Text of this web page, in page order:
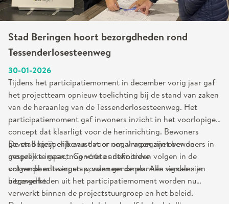
Stad Beringen hoort bezorgdheden rond
Tessenderlosesteenweg
30-01-2026
Tijdens het participatiemoment in december vorig jaar gaf
het projectteam opnieuw toelichting bij de stand van zaken
van de heraanleg van de Tessenderlosesteenweg. Het
participatiemoment gaf inwoners inzicht in het voorlopige
concept dat klaarligt voor de herinrichting. Bewoners
gaven begrijpelijk aan dat er nog vragen zijn over de
mogelijke impact. Concrete antwoorden volgen in de
volgende ontwerpstap, wanneer de plannen verder zijn
uitgewerkt.
De stad kiest er bewust voor om al vroeg met bewoners in
gesprek te gaan, nog vóór er definitieve
ontwerpbeslissingen worden genomen. Alle signalen en
bezorgdheden uit het participatiemoment worden nu
verwerkt binnen de projectstuurgroep en het beleid.